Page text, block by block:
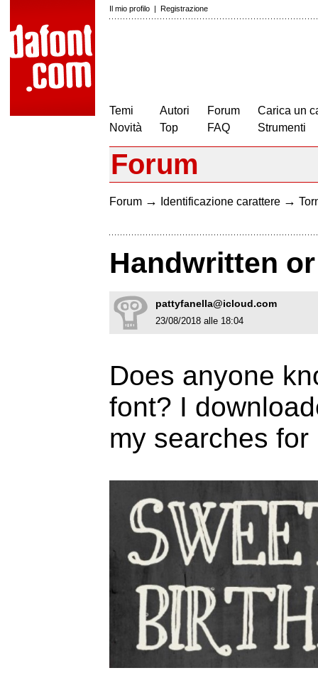
Il mio profilo | Registrazione
Temi
Novità
Autori
Top
Forum
FAQ
Carica un
Strumenti
Forum
Forum → Identificazione carattere →
Handwritten
pattyfanella@icloud.com
23/08/2018 alle 18:04
Does anyone
font? I
my searches